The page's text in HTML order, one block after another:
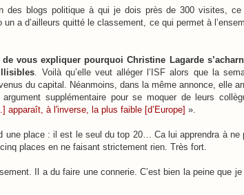
des blogs politique à qui je dois près de 300 visites, ce
a d’ailleurs quitté le classement, ce qui permet à
vous expliquer pourquoi Christine Lagarde
. Voilà qu’elle veut alléger l’ISF alors que la
du capital. Néanmoins, dans la même annonce, elle
supplémentaire pour se moquer de leurs
à l'inverse, la plus faible [d’Europe] ».
une place : il est le seul du top 20… Ca lui apprendra à ne
places en ne faisant strictement rien. Très fort.
Il a du faire une connerie. C’est bien la peine que je